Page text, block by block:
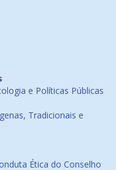
e Políticas Públicas
Tradicionais e
Ética do Conselho